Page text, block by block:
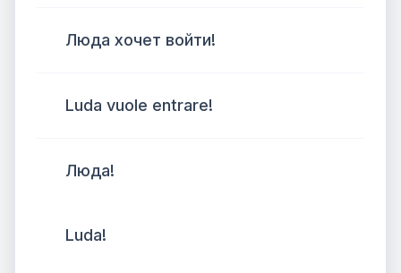
Люда хочет войти!
Luda vuole entrare!
Люда!
Luda!